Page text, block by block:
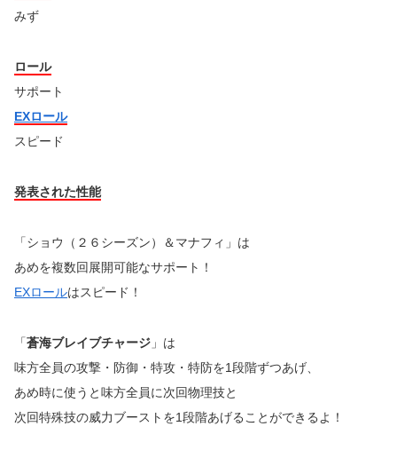
みず
ロール
サポート
EXロール
スピード
発表された性能
「ショウ（２６シーズン）＆マナフィ」は
あめを複数回展開可能なサポート！
EXロールはスピード！
「蒼海ブレイブチャージ 」は
味方全員の攻撃・防御・特攻・特防を1段階ずつあげ、
あめ時に使うと味方全員に次回物理技と
次回特殊技の威力ブーストを1段階あげることができるよ！